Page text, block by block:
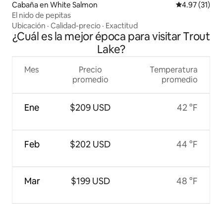
Cabaña en White Salmon Calificación
4.97 (31)
El nido de pepitas
Ubicación · Calidad-precio · Exactitud
¿Cuál es la mejor época para visitar Trout
Lake?
Mes
Ene
Feb
Mar
Precio
promedio
$209 USD
$202 USD
$199 USD
Temperatura
promedio
42 °F
44 °F
48 °F